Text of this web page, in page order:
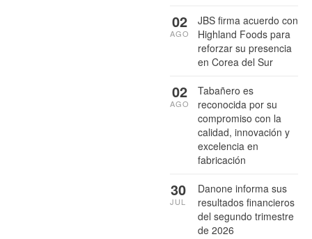
JBS firma acuerdo con
Highland Foods para
reforzar su presencia
en Corea del Sur
02
AGO
Tabañero es
reconocida por su
compromiso con la
calidad, innovación y
excelencia en
fabricación
02
AGO
Danone informa sus
resultados financieros
del segundo trimestre
de 2026
30
JUL